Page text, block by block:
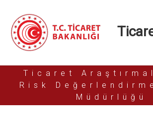
Ticaret
Risk
Müdürlüğü